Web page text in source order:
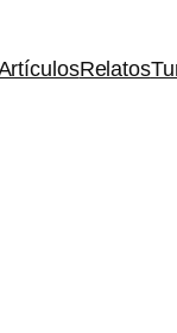
Relatos